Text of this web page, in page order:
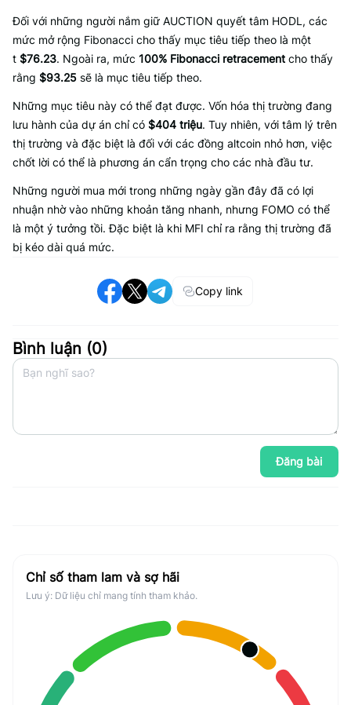
Đối với những người nắm giữ AUCTION quyết tâm HODL, các
mức mở rộng Fibonacci cho thấy mục tiêu tiếp theo là một
t $76.23. Ngoài ra, mức 100% Fibonacci retracement cho thấy
rằng $93.25 sẽ là mục tiêu tiếp theo.
Những mục tiêu này có thể đạt được. Vốn hóa thị trường đang
lưu hành của dự án chỉ có $404 triệu. Tuy nhiên, với tâm lý trên
thị trường và đặc biệt là đối với các đồng altcoin nhỏ hơn, việc
chốt lời có thể là phương án cẩn trọng cho các nhà đầu tư.
Những người mua mới trong những ngày gần đây đã có lợi
nhuận nhờ vào những khoản tăng nhanh, nhưng FOMO có thể
là một ý tưởng tồi. Đặc biệt là khi MFI chỉ ra rằng thị trường đã
bị kéo dài quá mức.
Copy link
Bình luận (0)
Đăng bài
Chỉ số tham lam và sợ hãi
Lưu ý: Dữ liệu chỉ mang tính tham khảo.